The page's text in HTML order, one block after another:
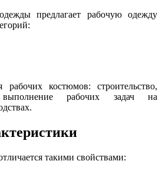
предлагает рабочую одежду
рабочих костюмов: строительство,
рабочих задач на
такими свойствами: